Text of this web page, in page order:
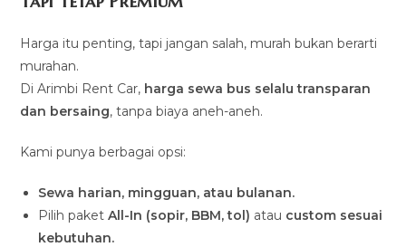
Harga itu penting, tapi jangan salah, murah bukan berarti
murahan.
Di Arimbi Rent Car, harga sewa bus selalu transparan
dan bersaing, tanpa biaya aneh-aneh.
Kami punya berbagai opsi:
Sewa harian, mingguan, atau bulanan.
Pilih paketAll-In (sopir, BBM, tol) atau custom sesuai
kebutuhan.